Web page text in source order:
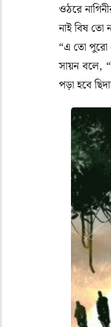
ওঠরে
নাই বিষ তো
“এ তো পুরো
সায়ন বলে,
পড়া হবে